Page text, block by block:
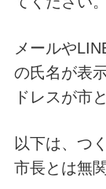
メールや
の氏名が表
ドレスが市
以下は、つ
市長とは無